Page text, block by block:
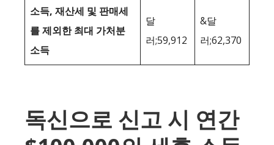
소득, 재산세 및 판매세
를 제외한 최대 가처분
소득
달
러;59,912
&달
러;62,370
독신으로 신고 시 연간